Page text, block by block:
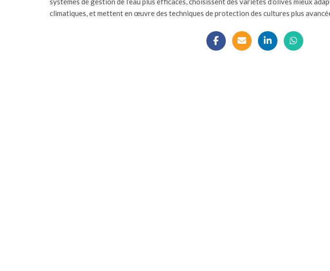
climatiques, et mettent en œuvre des techniques de protection des cultures plus